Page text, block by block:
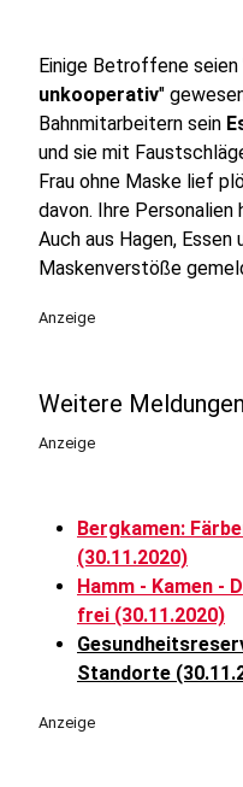
Einige Betroffene seien
unkooperativ"
Bahnmitarbeitern sein
und sie mit
Frau ohne Maske lief
davon. Ihre
Auch aus Hagen, Essen
Maskenverstöße
Anzeige
Weitere
Anzeige
Bergkamen:
(30.11.2020)
Hamm - Kamen -
frei (30.11.2020)
Standorte
Anzeige